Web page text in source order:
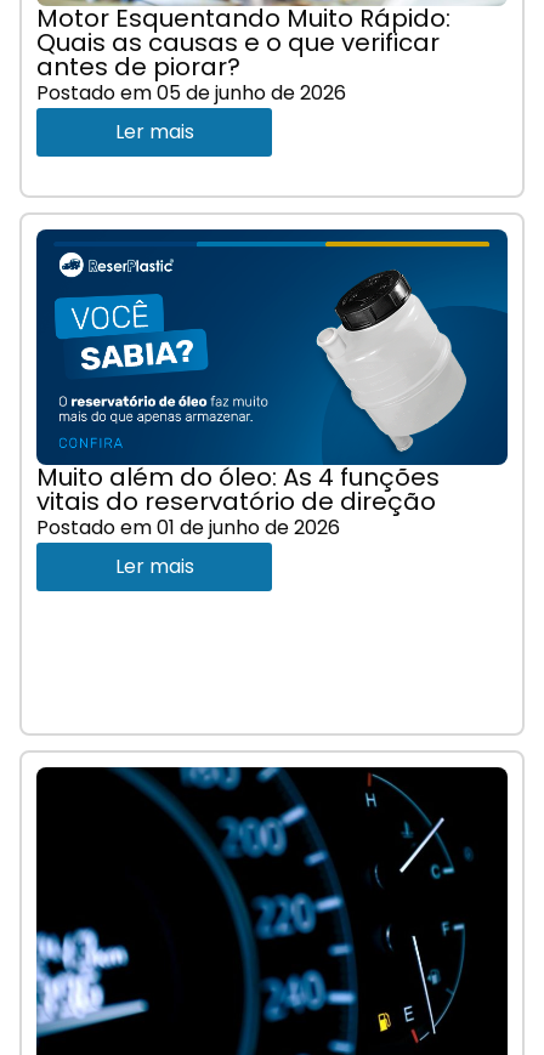
Motor Esquentando Muito Rápido:
Quais as causas e o que verificar
antes de piorar?
Postado em05 de junho de 2026
Ler mais
Muito além do óleo: As 4 funções
vitais do reservatório de direção
Postado em01 de junho de 2026
Ler mais